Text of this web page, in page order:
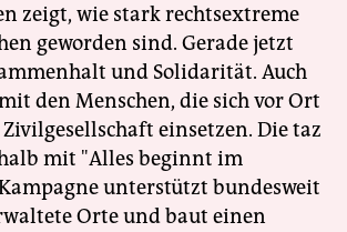
zeigt, wie stark rechtsextreme
geworden sind. Gerade jetzt
und Solidarität. Auch
den Menschen, die sich vor Ort
einsetzen. Die taz
mit "Alles beginnt im
unterstützt bundesweit
Orte und baut einen